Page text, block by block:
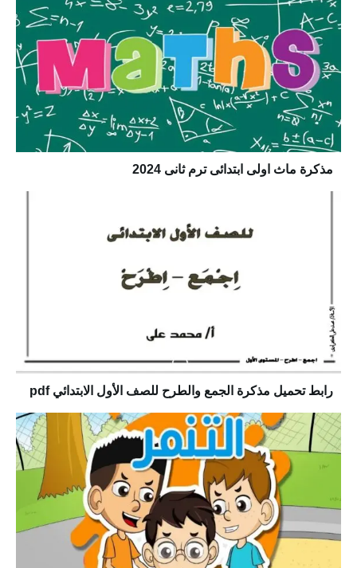
مذكرة ماث اولى ابتدائى ترم ثانى 2024
رابط تحميل مذكرة الجمع والطرح للصف الأول الابتدائي pdf